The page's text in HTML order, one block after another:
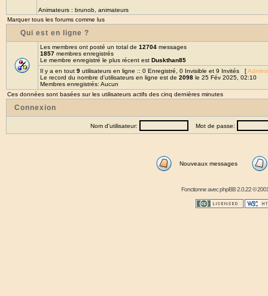
Animateurs : brunob animateurs
Marquer tous les forums comme lus
Qui est en ligne ?
Les membres ont posté un total de 12704 messages
1857 membres enregistrés
Le membre enregistré le plus récent est Duskthan85
Il y a en tout 9 utilisateurs en ligne :: 0 Enregistré, 0 Invisible et 9 Invités [
Le record du nombre d'utilisateurs en ligne est de 2098 le 25 Fév 2025, 02:10
Membres enregistrés: Aucun
Ces données sont basées sur les utilisateurs actifs des cinq dernières minutes
Connexion
Nom d'utilisateur: Mot de passe:
Nouveaux messages
Fonctionne avecphpBB2.0.22 ©